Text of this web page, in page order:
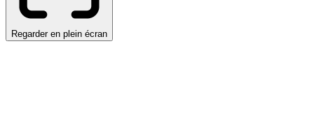
Regarder en plein écran